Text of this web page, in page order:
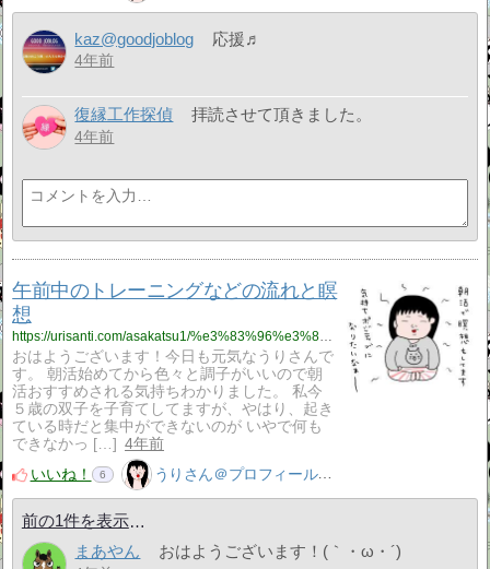
kaz@goodjoblog 応援♬
4年前
復縁工作探偵 拝読させて頂きました。
4年前
午前中のトレーニングなどの流れと瞑
想
https://urisanti.com/asakatsu1/%e3%83%96%e3%83%ad%e3%82%b0/
おはようございます！今日も元気なうりさんで
す。 朝活始めてから色々と調子がいいので朝
活おすすめされる気持ちわかりました。 私今
５歳の双子を子育てしてますが、やはり、起き
ている時だと集中ができないのが いやで何も
できなかっ […]
4年前
いいね！
6 うりさん＠プロフィール見てね！はてぶ、応援よろしく！
前の1件を表示
まあやん
おはようございます！(｀・ω・´)ゞ